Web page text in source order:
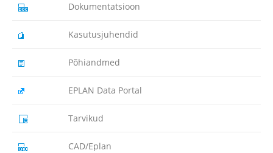
Dokumentatsioon
Kasutusjuhendid
Põhiandmed
EPLAN Data Portal
Tarvikud
CAD/Eplan